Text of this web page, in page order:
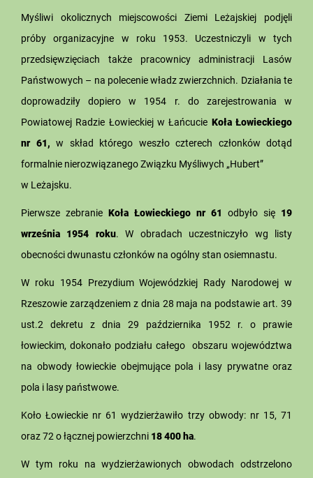
Myśliwi okolicznych miejscowości Ziemi Leżajskiej podjęli
próby organizacyjne w roku 1953. Uczestniczyli w tych
przedsięwzięciach także pracownicy administracji Lasów
Państwowych – na polecenie władz zwierzchnich. Działania te
doprowadziły dopiero w 1954 r. do zarejestrowania w
Powiatowej Radzie Łowieckiej w Łańcucie Koła Łowieckiego
nr 61, w skład którego weszło czterech członków dotąd
formalnie nierozwiązanego Związku Myśliwych „Hubert”
w Leżajsku.
Pierwsze zebranie Koła Łowieckiego nr 61 odbyło się 19
września 1954 roku. W obradach uczestniczyło wg listy
obecności dwunastu członków na ogólny stan osiemnastu.
W roku 1954 Prezydium Wojewódzkiej Rady Narodowej w
Rzeszowie zarządzeniem z dnia 28 maja na podstawie art. 39
ust.2 dekretu z dnia 29 października 1952 r. o prawie
łowieckim, dokonało podziału całego obszaru województwa
na obwody łowieckie obejmujące pola i lasy prywatne oraz
pola i lasy państwowe.
Koło Łowieckie nr 61 wydzierżawiło trzy obwody: nr 15, 71
oraz 72 o łącznej powierzchni 18 400 ha.
W tym roku na wydzierżawionych obwodach odstrzelono